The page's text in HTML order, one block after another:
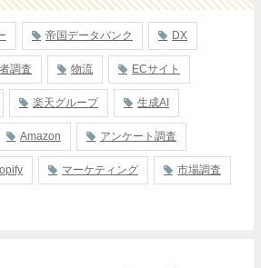
帝国データバンク DX
調査 物流 ECサイト
楽天グループ 生成AI
Amazon アンケート調査
マーケティング 市場調査